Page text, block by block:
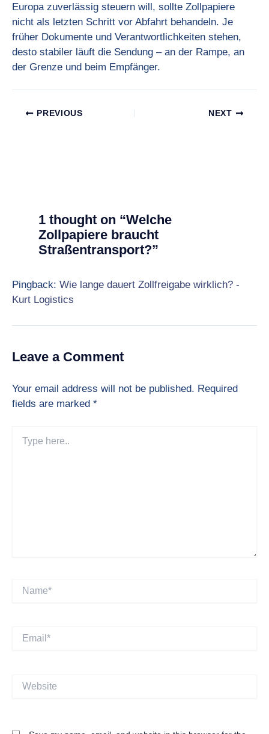
Europa zuverlässig steuern will, sollte Zollpapiere
nicht als letzten Schritt vor Abfahrt behandeln. Je
früher Dokumente und Verantwortlichkeiten stehen,
desto stabiler läuft die Sendung – an der Rampe, an
der Grenze und beim Empfänger.
PREVIOUS NEXT
1 thought on “Welche
Zollpapiere braucht
Straßentransport?”
Pingback: Wie lange dauert Zollfreigabe wirklich? -
Kurt Logistics
Leave a Comment
Your email address will not be published. Required
fields are marked *
here..
Email*